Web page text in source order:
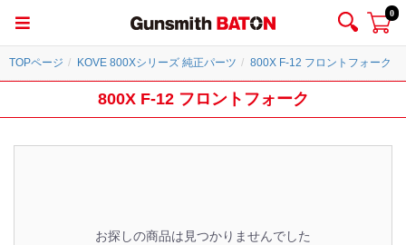
0
TOPページ KOVE 800Xシリーズ 純正パーツ 800X F-12 フロントフォーク
800X F-12 フロントフォーク
お探しの商品は見つかりませんでした